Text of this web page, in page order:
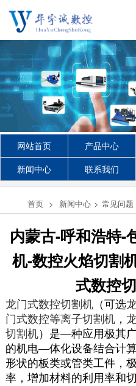
网站首页 产品中心
新闻中心
联系我们
首页 > 新闻中心 > 常见问题
内蒙古-呼和浩特-
机-数控火焰切割
式数控
龙门式数控切割机（可选
门式数控等离子切割机，
切割机）是—种应用极其
的机电—体化设备结合计
形状的板类或管类工件，
率，增加材料的利用率和